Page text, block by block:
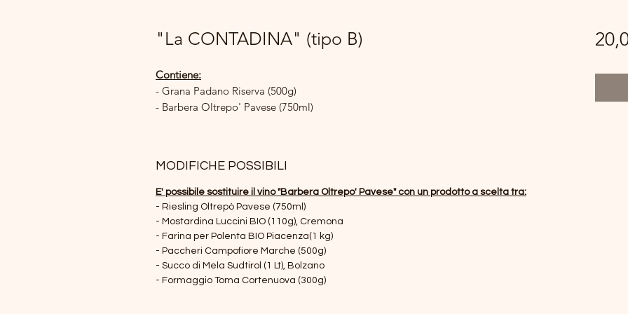
"La CONTADINA" (tipo B)
Contiene:
- Grana Padano Riserva (500g)
- Barbera Oltrepo' Pavese (750ml)
MODIFICHE POSSIBILI
E' possibile sostituire il vino "Barbera Oltrepo' Pavese" con un prodotto a scelta tra:
- Riesling Oltrepò Pavese (750ml)
- Mostardina Luccini BIO (110g), Cremona
- Farina per Polenta BIO Piacenza(1 kg)
- Paccheri Campofiore Marche (500g)
- Succo di Mela Sudtirol (1 Lt), Bolzano
- Formaggio Toma Cortenuova (300g)